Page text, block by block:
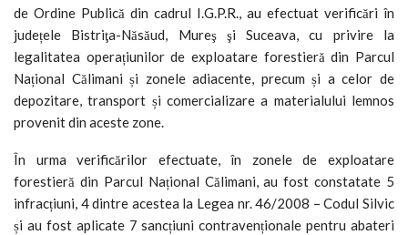
de Ordine Publică din cadrul I.G.P.R., au efectuat verificări în
județele Bistriţa-Năsăud, Mureş şi Suceava, cu privire la
legalitatea operațiunilor de exploatare forestieră din Parcul
Național Călimani și zonele adiacente, precum și a celor de
depozitare, transport și comercializare a materialului lemnos
provenit din aceste zone.
În urma verificărilor efectuate, în zonele de exploatare
forestieră din Parcul Național Călimani, au fost constatate 5
infracțiuni, 4 dintre acestea la Legea nr. 46/2008 – Codul Silvic
și au fost aplicate 7 sancțiuni contravenționale pentru abateri